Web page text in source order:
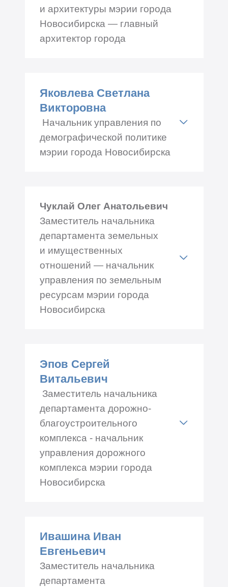
и архитектуры мэрии города
Новосибирска — главный
архитектор города
Телефон: +7 (383) 227-50-
48, 227-50-31
Яковлева Светлана
Викторовна
Начальник управления по
демографической политике
мэрии города Новосибирска
Телефон: +7 (383) 227-47-16
Чуклай Олег Анатольевич
Заместитель начальника
департамента земельных
и имущественных
отношений — начальник
управления по земельным
ресурсам мэрии города
Новосибирска
Телефон: +7 (383) 227-52-00
Эпов Сергей
Витальевич
Заместитель начальника
департамента дорожно-
благоустроительного
комплекса - начальник
управления дорожного
комплекса мэрии города
Новосибирска
Телефон: +7 (383) 227-40-17
Ивашина Иван
Евгеньевич
Заместитель начальника
департамента